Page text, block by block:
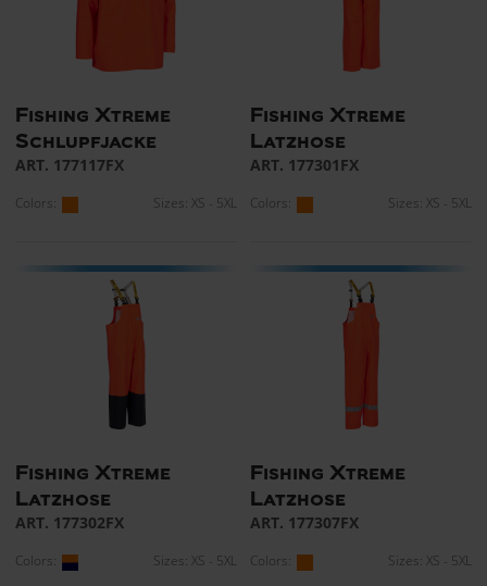
Fishing Xtreme
Schlupfjacke
ART. 177117FX
Colors: Sizes: XS - 5XL
Fishing Xtreme
Latzhose
ART. 177301FX
Colors: Sizes: XS - 5XL
Fishing Xtreme
Latzhose
ART. 177302FX
Colors: Sizes: XS - 5XL
Fishing Xtreme
Latzhose
ART. 177307FX
Colors: Sizes: XS - 5XL